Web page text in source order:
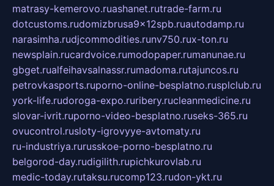
matrasy-kemerovo.ruashanet.rutrade-farm.ru
dotcustoms.rudomizbrusa9x12spb.ruautodamp.ru
narasimha.rudjcommodities.runv750.rux-ton.ru
newsplain.rucardvoice.rumodopaper.rumanunae.ru
gbget.rualfeihavsalnassr.rumadoma.rutajuncos.ru
petrovkasports.ruporno-online-besplatno.rusplclub.ru
york-life.rudoroga-expo.ruribery.rucleanmedicine.ru
slovar-ivrit.ruporno-video-besplatno.ruseks-365.ru
ovucontrol.rusloty-igrovyye-avtomaty.ru
ru-industriya.rurusskoe-porno-besplatno.ru
belgorod-day.rudigilith.rupichkurovlab.ru
medic-today.rutaksu.rucomp123.rudon-ykt.ru